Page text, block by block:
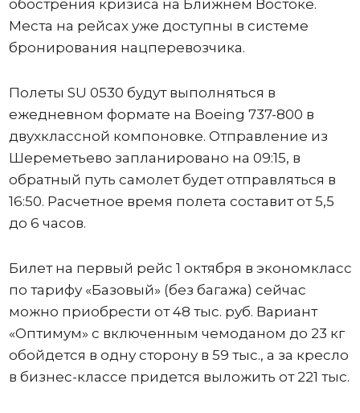
обострения кризиса на Ближнем Востоке.
Места на рейсах уже доступны в системе
бронирования нацперевозчика.
Полеты SU 0530 будут выполняться в
ежедневном формате на Boeing 737-800 в
двухклассной компоновке. Отправление из
Шереметьево запланировано на 09:15, в
обратный путь самолет будет отправляться в
16:50. Расчетное время полета составит от 5,5
до 6 часов.
Билет на первый рейс 1 октября в экономкласс
по тарифу «Базовый» (без багажа) сейчас
можно приобрести от 48 тыс. руб. Вариант
«Оптимум» с включенным чемоданом до 23 кг
обойдется в одну сторону в 59 тыс., а за кресло
в бизнес-классе придется выложить от 221 тыс.